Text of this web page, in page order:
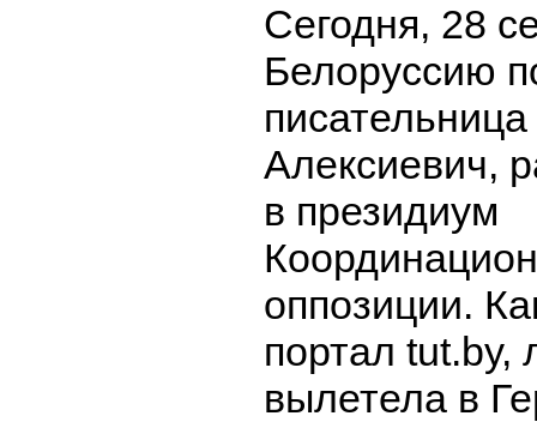
Сегодня, 28
Белоруссию
Алексиевич,
в президиум
оппозиции.
портал tut.by,
вылетела в